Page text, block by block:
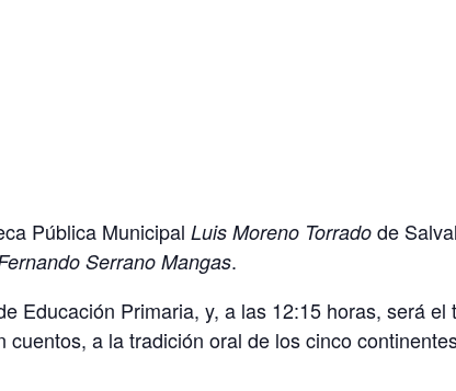
Pública Municipal Luis Moreno Torrado de
Serrano Mangas.
Educación Primaria, y, a las 12:15 horas, será
cuentos, a la tradición oral de los cinco